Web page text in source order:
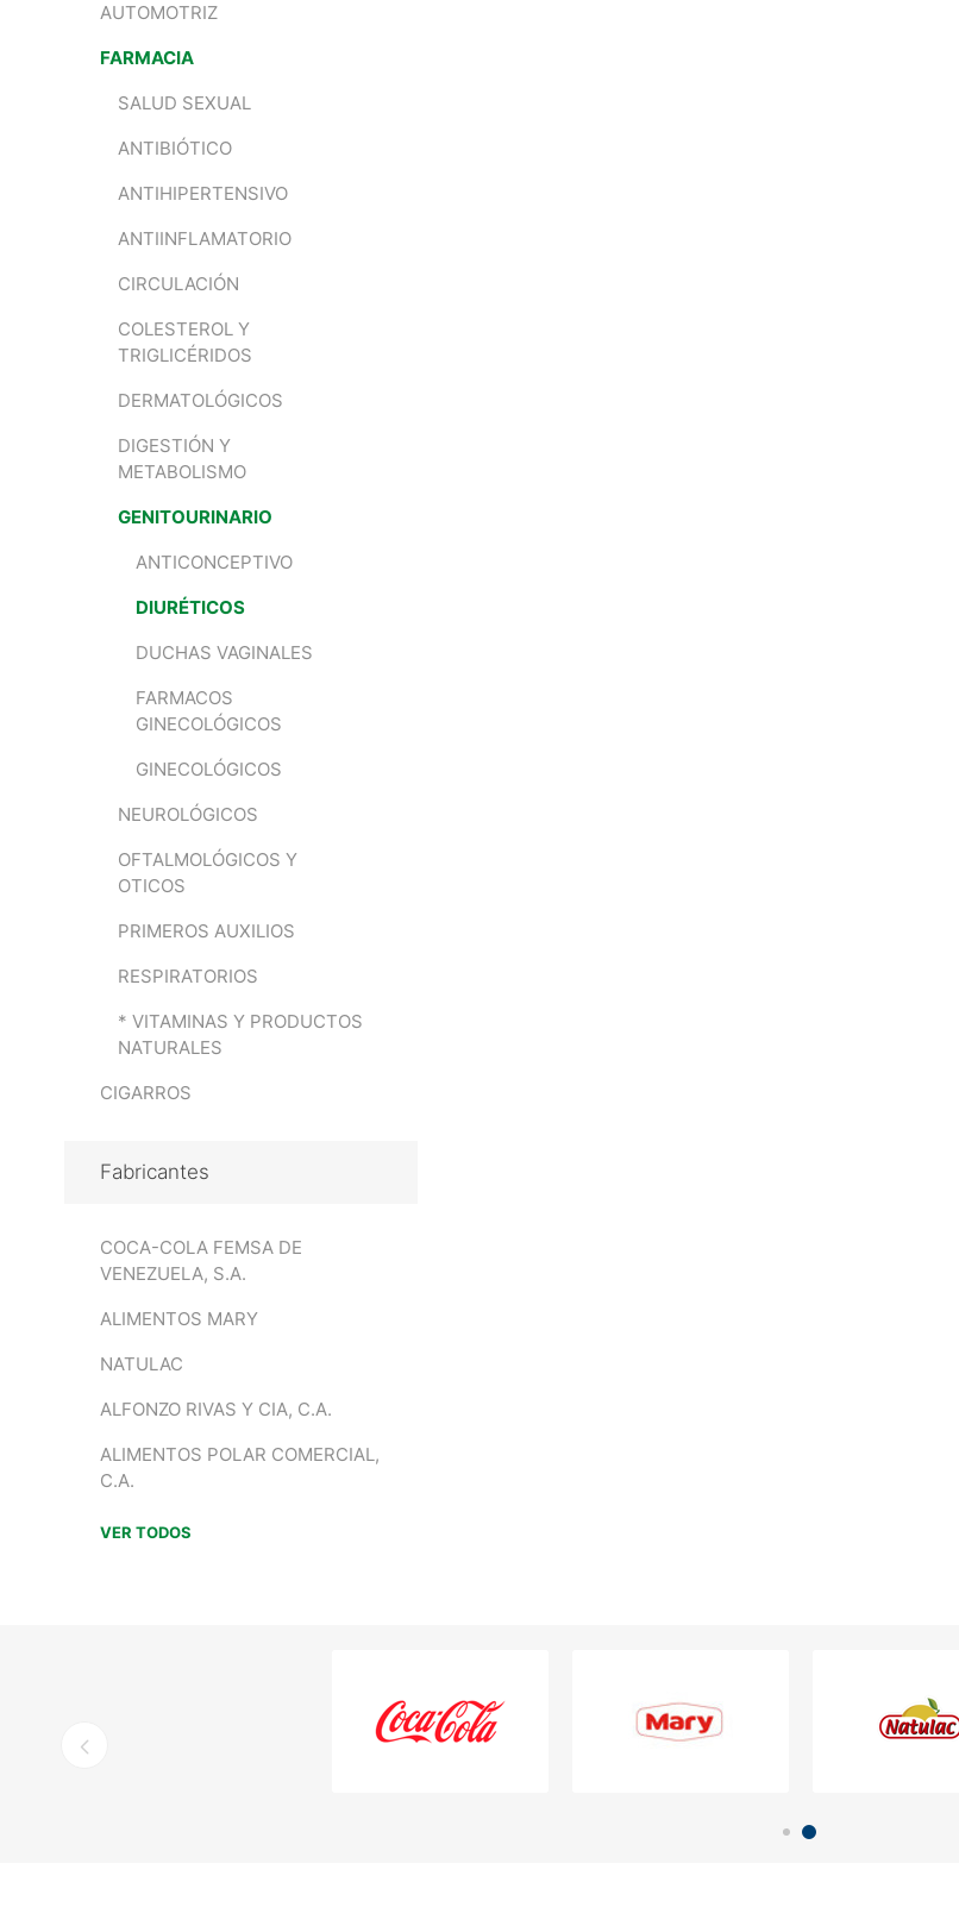
AUTOMOTRIZ
FARMACIA
SALUD SEXUAL
ANTIBIÓTICO
ANTIHIPERTENSIVO
ANTIINFLAMATORIO
CIRCULACIÓN
COLESTEROL Y
TRIGLICÉRIDOS
DERMATOLÓGICOS
DIGESTIÓN Y
METABOLISMO
GENITOURINARIO
ANTICONCEPTIVO
DIURÉTICOS
DUCHAS VAGINALES
FARMACOS
GINECOLÓGICOS
GINECOLÓGICOS
NEUROLÓGICOS
OFTALMOLÓGICOS Y
OTICOS
PRIMEROS AUXILIOS
RESPIRATORIOS
* VITAMINAS Y PRODUCTOS
NATURALES
CIGARROS
Fabricantes
COCA-COLA FEMSA DE
VENEZUELA, S.A.
ALIMENTOS MARY
NATULAC
ALFONZO RIVAS Y CIA, C.A.
ALIMENTOS POLAR COMERCIAL,
C.A.
VER TODOS